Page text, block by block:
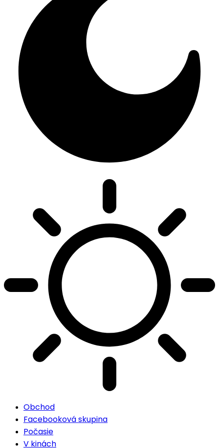
Obchod
Facebooková skupina
Počasie
V kinách